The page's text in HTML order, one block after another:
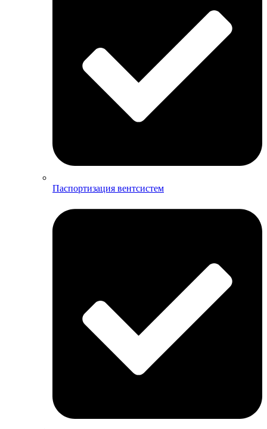
Паспортизация вентсистем